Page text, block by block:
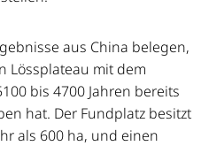
aus China belegen,
Lössplateau mit dem
bis 4700 Jahren bereits
hat. Der Fundplatz besitzt
als 600 ha, und einen